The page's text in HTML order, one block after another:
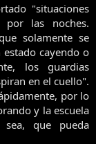
"situaciones
por las noches.
solamente se
cayendo o
los guardias
en el cuello".
por lo
y la escuela
que pueda